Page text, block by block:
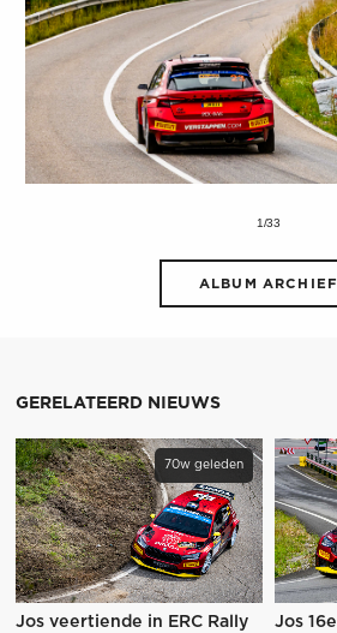
1/33
ALBUM ARCHIEF
GERELATEERD NIEUWS
70w geleden
Jos veertiende in ERC Rally
Jos